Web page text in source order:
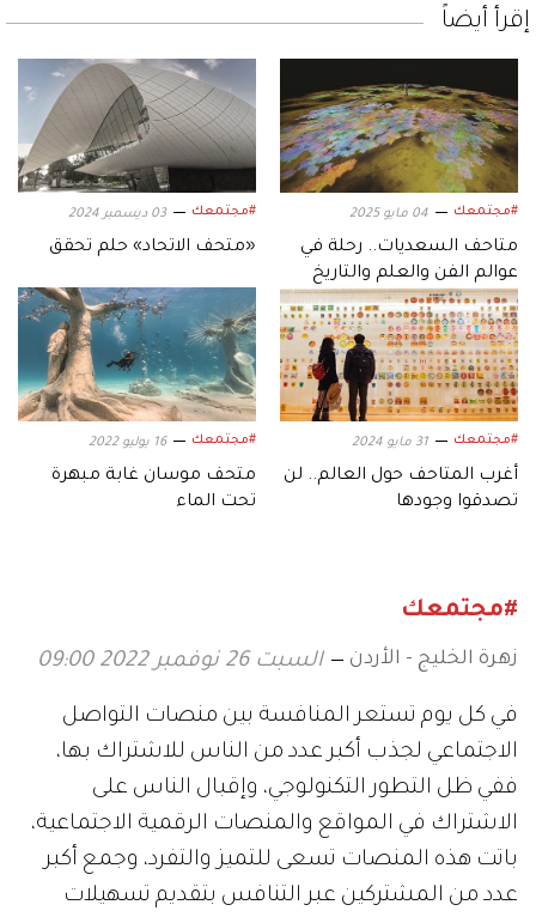
إقرأ أيضاً
#مجتمعك 04 مايو 2025
متاحف السعديات.. رحلة في
عوالم الفن والعلم والتاريخ
#مجتمعك 03 ديسمبر 2024
«متحف الاتحاد» حلم تحقق
#مجتمعك 31 مايو 2024
أغرب المتاحف حول العالم.. لن
تصدقوا وجودها
#مجتمعك 16 يوليو 2022
متحف موسان غابة مبهرة
تحت الماء
#مجتمعك
زهرة الخليج - الأردن السبت 26 نوفمبر 2022 09:00
في كل يوم تستعر المنافسة بين منصات التواصل
الاجتماعي لجذب أكبر عدد من الناس للاشتراك بها،
ففي ظل التطور التكنولوجي، وإقبال الناس على
الاشتراك في المواقع والمنصات الرقمية الاجتماعية،
باتت هذه المنصات تسعى للتميز والتفرد، وجمع أكبر
عدد من المشتركين عبر التنافس بتقديم تسهيلات